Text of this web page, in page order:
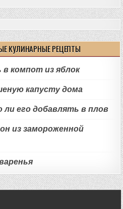
КУЛИНАРНЫЕ РЕЦЕПТЫ
в компот из яблок
капусту дома
его добавлять в плов
из замороженной